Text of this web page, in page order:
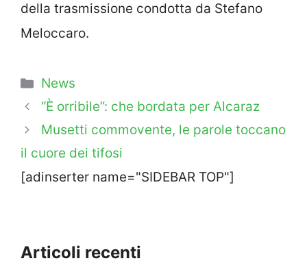
della trasmissione condotta da Stefano
Meloccaro.
Categorie
News
“È orribile”: che bordata per Alcaraz
Musetti commovente, le parole toccano
il cuore dei tifosi
[adinserter name="SIDEBAR TOP"]
Articoli recenti